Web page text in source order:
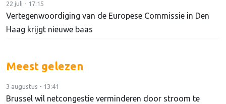
22 juli - 17:15
Vertegenwoordiging van de Europese Commissie in Den
Haag krijgt nieuwe baas
Meest gelezen
3 augustus - 13:41
Brussel wil netcongestie verminderen door stroom te